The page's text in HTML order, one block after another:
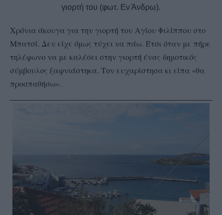
γιορτή του (φωτ. Εν Άνδρω).
Χρόνια άκουγα για την γιορτή του Αγίου Φιλίππου στο
Μπατσί. Δεν είχε όμως τύχει να πάω. Έτσι όταν με πήρε
τηλέφωνο να με καλέσει στην γιορτή ένας δημοτικός
σύμβουλος ξαφνιάστηκα. Τον ευχαρίστησα κι είπα «θα
προσπαθήσω».